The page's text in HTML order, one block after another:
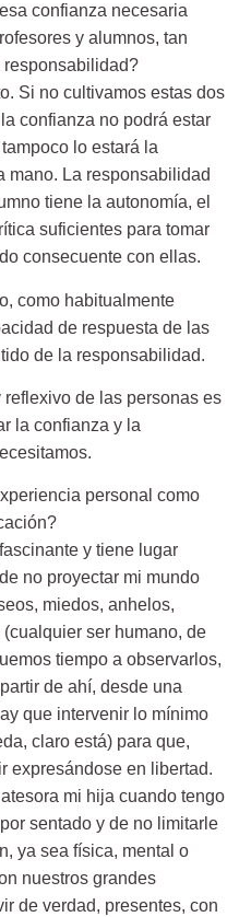
confianza necesaria
y alumnos, tan
responsabilidad?
Si no cultivamos estas dos
confianza no podrá estar
lo estará la
mano. La responsabilidad
tiene la autonomía, el
suficientes para tomar
consecuente con ellas.
como habitualmente
de respuesta de las
de la responsabilidad.
de las personas es
la confianza y la
personal como
y tiene lugar
no proyectar mi mundo
miedos, anhelos,
ser humano, de
tiempo a observarlos,
de ahí, desde una
que intervenir lo mínimo
claro está) para que,
expresándose en libertad.
mi hija cuando tengo
sentado y de no limitarle
ya sea física, mental o
nuestros grandes
de verdad, presentes, con